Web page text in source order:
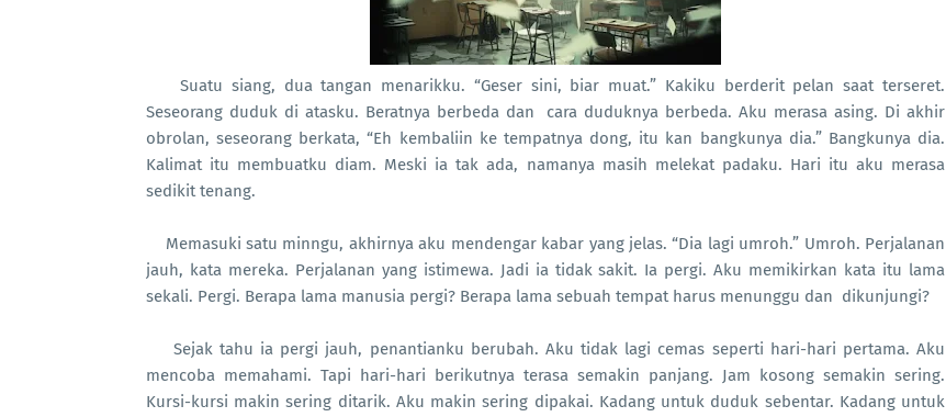
Suatu siang, dua tangan menarikku. “Geser sini, biar muat.” Kakiku berderit pelan saat terseret.
Seseorang duduk di atasku. Beratnya berbeda dan cara duduknya berbeda. Aku merasa asing. Di akhir
obrolan, seseorang berkata, “Eh kembaliin ke tempatnya dong, itu kan bangkunya dia.” Bangkunya dia.
Kalimat itu membuatku diam. Meski ia tak ada, namanya masih melekat padaku. Hari itu aku merasa
sedikit tenang.
Memasuki satu minngu, akhirnya aku mendengar kabar yang jelas. “Dia lagi umroh.” Umroh. Perjalanan
jauh, kata mereka. Perjalanan yang istimewa. Jadi ia tidak sakit. Ia pergi. Aku memikirkan kata itu lama
sekali. Pergi. Berapa lama manusia pergi? Berapa lama sebuah tempat harus menunggu dan dikunjungi?
Sejak tahu ia pergi jauh, penantianku berubah. Aku tidak lagi cemas seperti hari-hari pertama. Aku
mencoba memahami. Tapi hari-hari berikutnya terasa semakin panjang. Jam kosong semakin sering.
Kursi-kursi makin sering ditarik. Aku makin sering dipakai. Kadang untuk duduk sebentar. Kadang untuk